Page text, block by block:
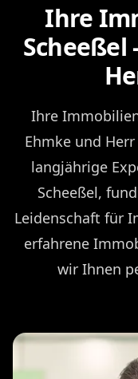
Ihre
Scheeßel
Ihre
Ehmke und
langjährige
Scheeßel,
Leidenschaft für
erfahrene
wir Ihnen